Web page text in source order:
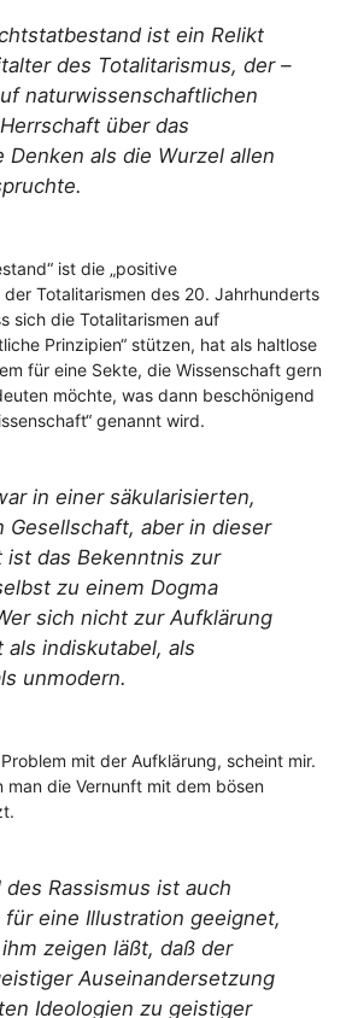
ist ein Relikt
des Totalitarismus, der –
naturwissenschaftlichen
über das
Denken als die Wurzel allen
ist die „positive
der Totalitarismen des 20. Jahrhunderts
sich die Totalitarismen auf
Prinzipien“ stützen, hat als haltlose
für eine Sekte, die Wissenschaft gern
möchte, was dann beschönigend
genannt wird.
in einer säkularisierten,
Gesellschaft, aber in dieser
ist das Bekenntnis zur
zu einem Dogma
sich nicht zur Aufklärung
als indiskutabel, als
unmodern.
mit der Aufklärung, scheint mir.
man die Vernunft mit dem bösen
des Rassismus ist auch
eine Illustration geeignet,
zeigen läßt, daß der
Auseinandersetzung
Ideologien zu geistiger